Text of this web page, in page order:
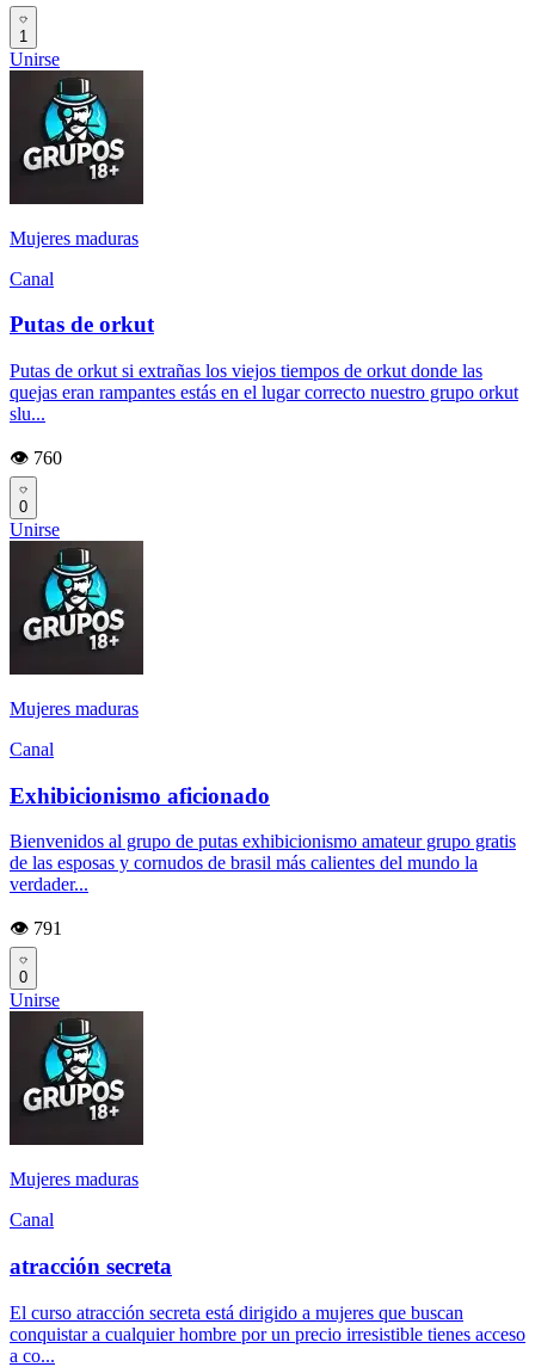
1
Unirse
Mujeres maduras
Canal
Putas de orkut
Putas de orkut si extrañas los viejos tiempos de orkut donde las
quejas eran rampantes estás en el lugar correcto nuestro grupo orkut
slu...
👁️ 760
0
Unirse
Mujeres maduras
Canal
Exhibicionismo aficionado
Bienvenidos al grupo de putas exhibicionismo amateur grupo gratis
de las esposas y cornudos de brasil más calientes del mundo la
verdader...
👁️ 791
0
Unirse
Mujeres maduras
Canal
atracción secreta
El curso atracción secreta está dirigido a mujeres que buscan
conquistar a cualquier hombre por un precio irresistible tienes acceso
a co...